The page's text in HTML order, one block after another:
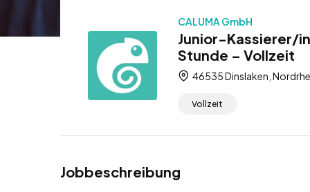
CALUMA GmbH
Junior-Kassierer/
Stunde – Vollzeit
46535 Dinslaken,
Vollzeit
Jobbeschreibung